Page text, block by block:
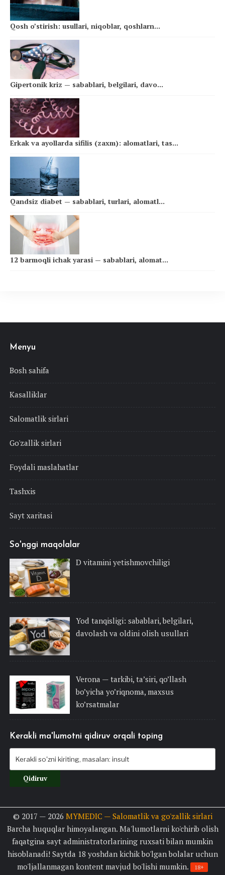
Qosh o’stirish: usullari, niqoblar, qoshlarn...
Gipertonik kriz — sabablari, belgilari, davo...
Erkak va ayollarda sifilis (zaxm): alomatlari, tas...
Qandsiz diabet — sabablari, turlari, alomatl...
12 barmoqli ichak yarasi — sabablari, alomat...
Menyu
Bosh sahifa
Kasalliklar
Salomatlik sirlari
Go'zallik sirlari
Foydali maslahatlar
Tashxis
Sayt xaritasi
So'nggi maqolalar
D vitamini yetishmovchiligi
Yod tanqisligi: sabablari, belgilari,
davolash va oldini olish usullari
Verona — tarkibi, ta’siri, qo’llash
bo’yicha yo’riqnoma, maxsus
ko’rsatmalar
Kerakli ma'lumotni qidiruv orqali toping
© 2017 — 2026 MYMEDIC — Salomatlik va go'zallik sirlari
Barcha huquqlar himoyalangan. Ma'lumotlarni ko'chirib olish
faqatgina sayt administratorlarining ruxsati bilan mumkin
hisoblanadi! Saytda 18 yoshdan kichik bo'lgan bolalar uchun
mo'ljallanmagan kontent mavjud bo'lishi mumkin.
18+